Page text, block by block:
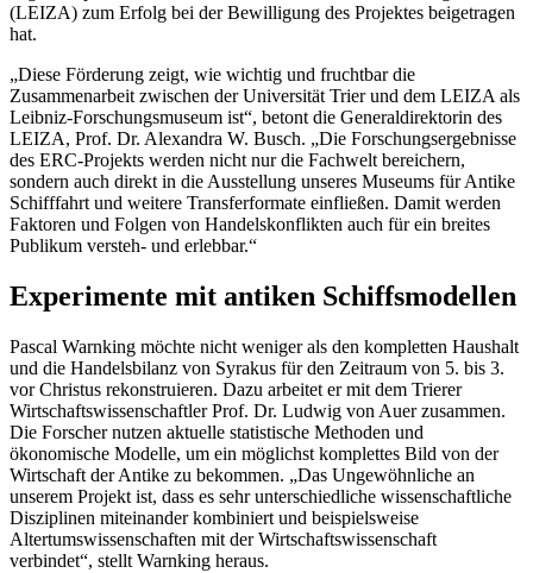
(LEIZA) zum Erfolg bei der Bewilligung des Projektes beigetragen
hat.
„Diese Förderung zeigt, wie wichtig und fruchtbar die
Zusammenarbeit zwischen der Universität Trier und dem LEIZA als
Leibniz-Forschungsmuseum ist“, betont die Generaldirektorin des
LEIZA, Prof. Dr. Alexandra W. Busch. „Die Forschungsergebnisse
des ERC-Projekts werden nicht nur die Fachwelt bereichern,
sondern auch direkt in die Ausstellung unseres Museums für Antike
Schifffahrt und weitere Transferformate einfließen. Damit werden
Faktoren und Folgen von Handelskonflikten auch für ein breites
Publikum versteh- und erlebbar.“
Experimente mit antiken Schiffsmodellen
Pascal Warnking möchte nicht weniger als den kompletten Haushalt
und die Handelsbilanz von Syrakus für den Zeitraum von 5. bis 3.
vor Christus rekonstruieren. Dazu arbeitet er mit dem Trierer
Wirtschaftswissenschaftler Prof. Dr. Ludwig von Auer zusammen.
Die Forscher nutzen aktuelle statistische Methoden und
ökonomische Modelle, um ein möglichst komplettes Bild von der
Wirtschaft der Antike zu bekommen. „Das Ungewöhnliche an
unserem Projekt ist, dass es sehr unterschiedliche wissenschaftliche
Disziplinen miteinander kombiniert und beispielsweise
Altertumswissenschaften mit der Wirtschaftswissenschaft
verbindet“, stellt Warnking heraus.